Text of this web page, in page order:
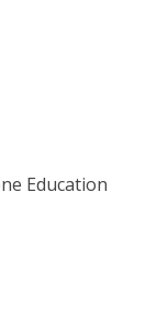
Education